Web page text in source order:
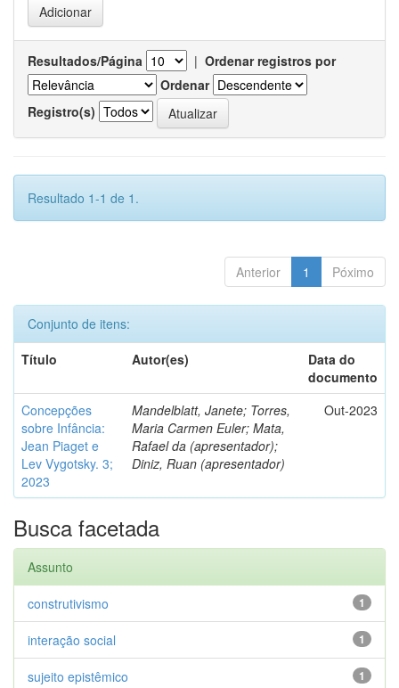
Resultados/Página | Ordenar registros por
Ordenar
Registro(s)
Resultado 1-1 de 1.
Anterior 1 Póximo
Conjunto de itens:
Título
Autor(es)
Data do
documento
Concepções
sobre Infância:
Jean Piaget e
Lev Vygotsky. 3;
2023
Mandelblatt, Janete; Torres,
Maria Carmen Euler; Mata,
Rafael da (apresentador);
Diniz, Ruan (apresentador)
Out-2023
Busca facetada
Assunto
1
construtivismo
1
interação social
1
sujeito epistêmico